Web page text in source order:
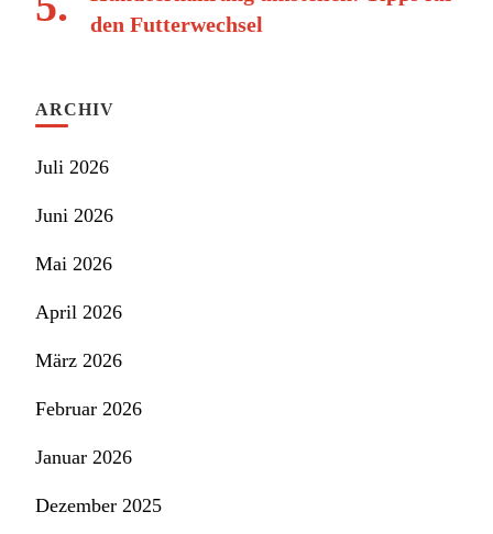
den Futterwechsel
ARCHIV
Juli 2026
Juni 2026
Mai 2026
April 2026
März 2026
Februar 2026
Januar 2026
Dezember 2025